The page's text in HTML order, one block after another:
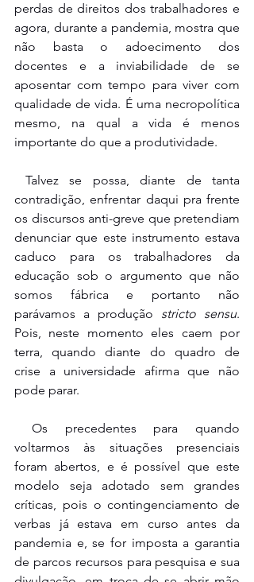
perdas de direitos dos trabalhadores e
agora, durante a pandemia, mostra que
não basta o adoecimento dos
docentes e a inviabilidade de se
aposentar com tempo para viver com
qualidade de vida. É uma necropolítica
mesmo, na qual a vida é menos
importante do que a produtividade.
Talvez se possa, diante de tanta
contradição, enfrentar daqui pra frente
os discursos anti-greve que pretendiam
denunciar que este instrumento estava
caduco para os trabalhadores da
educação sob o argumento que não
somos fábrica e portanto não
parávamos a produção stricto sensu.
Pois, neste momento eles caem por
terra, quando diante do quadro de
crise a universidade afirma que não
pode parar.
Os precedentes para quando
voltarmos às situações presenciais
foram abertos, e é possível que este
modelo seja adotado sem grandes
críticas, pois o contingenciamento de
verbas já estava em curso antes da
pandemia e, se for imposta a garantia
de parcos recursos para pesquisa e sua